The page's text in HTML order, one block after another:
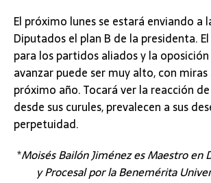
El próximo lunes se estará enviando a
Diputados el plan B de la presidenta.
para los partidos aliados y la
avanzar puede ser muy alto, con
próximo año. Tocará ver la reacción
desde sus curules, prevalecen a sus
perpetuidad.
*Moisés Bailón Jiménez es Maestro en
y Procesal por la Benemérita